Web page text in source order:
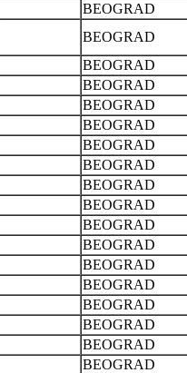
BEOGRAD
BEOGRAD
BEOGRAD
BEOGRAD
BEOGRAD
BEOGRAD
BEOGRAD
BEOGRAD
BEOGRAD
BEOGRAD
BEOGRAD
BEOGRAD
BEOGRAD
BEOGRAD
BEOGRAD
BEOGRAD
BEOGRAD
BEOGRAD